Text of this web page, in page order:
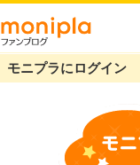
モニプラにログイン